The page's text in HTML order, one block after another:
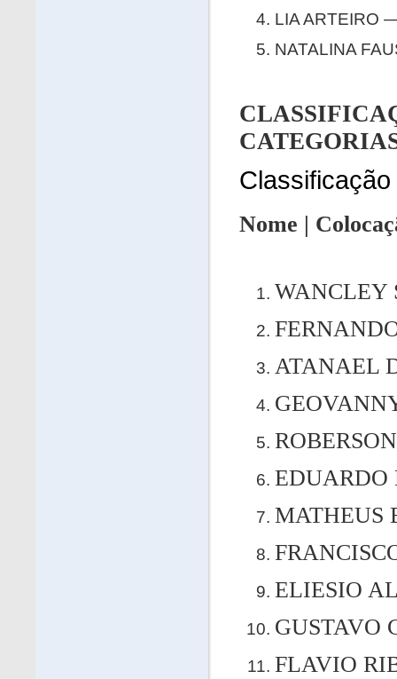
LIA ARTEIRO
NATALINA
Nome |
WANCLEY
ATANAEL
EDUARDO
MATHEUS
ELIESIO
GUSTAVO
FLAVIO